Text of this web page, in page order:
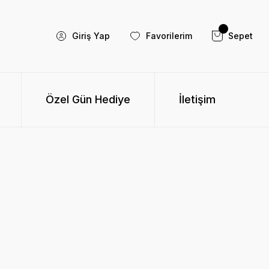
Giriş Yap Favorilerim Sepet
Özel Gün Hediye İletişim